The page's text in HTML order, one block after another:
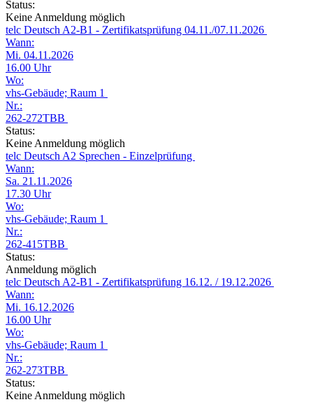
Status:
Keine Anmeldung möglich
telc Deutsch A2-B1 - Zertifikatsprüfung 04.11./07.11.2026
Wann:
Mi. 04.11.2026
16.00 Uhr
Wo:
vhs-Gebäude; Raum 1
Nr.:
262-272TBB
Status:
Keine Anmeldung möglich
telc Deutsch A2 Sprechen - Einzelprüfung
Wann:
Sa. 21.11.2026
17.30 Uhr
Wo:
vhs-Gebäude; Raum 1
Nr.:
262-415TBB
Status:
Anmeldung möglich
telc Deutsch A2-B1 - Zertifikatsprüfung 16.12. / 19.12.2026
Wann:
Mi. 16.12.2026
16.00 Uhr
Wo:
vhs-Gebäude; Raum 1
Nr.:
262-273TBB
Status:
Keine Anmeldung möglich